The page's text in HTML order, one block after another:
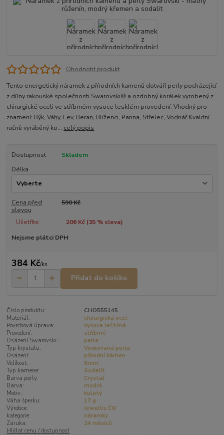
Ohodnotit produkt
Tento energetický náramek z přírodních kamenů dotváří perly pocházející
z dílny rakouské společnosti Swarovski® a ozdobný korálek vyrobený z
chirurgické oceli ve stříbrném vysoce lesklém provedení. Vhodný pro
znamení: Býk, Váhy, Lev, Beran, Blíženci, Panna, Střelec, Vodnář Kvalitní
ručně vyráběný ko... celý popis
Dostupnost
Skladem
Délka
Cena před
slevou
590 Kč
Ušetříte 206 Kč (35% sleva)
Nejsme plátci DPH
384 Kč/ks
Přidat do košíku
Číslo produktu:
CHO555145
Materiál:
chirurgická ocel
Povrchová úprava:
vysoce leštěná
Provedení:
stříbrné
Osázení Swarovski:
perla
Typ krystalu:
Voskovaná perla
Osázení:
přírodní kámen
Velikost:
8mm
Typ kamene:
Sodalit
Barva perly:
Crystal
Barva:
modrá
Motiv:
kulatý
Váha šperku:
17 g
Výrobce:
Jewellis ČR
kategorie:
náramky
Záruka:
24 měsíců
Hlídat cenu / dostupnost